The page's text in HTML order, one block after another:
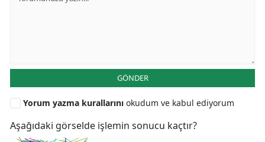
GÖNDER
Yorum yazma kurallarını okudum ve kabul ediyorum
Aşağıdaki görselde işlemin sonucu kaçtır?